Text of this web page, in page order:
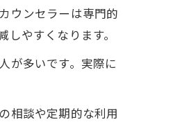
ウンセラーは専門的
やすくなります。
が多いです。実際に
相談や定期的な利用